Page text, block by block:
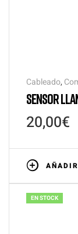
Cableado,
SENSOR
20,00€
EN STOCK